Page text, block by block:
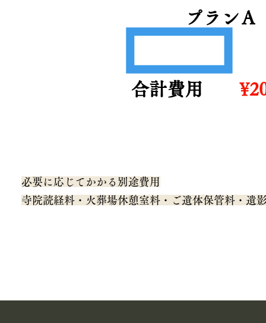
プランＡ
​合計費用
必要に応じてかかる別途費用
寺院読経料・火葬場休憩室料・ご遺体保管料・遺